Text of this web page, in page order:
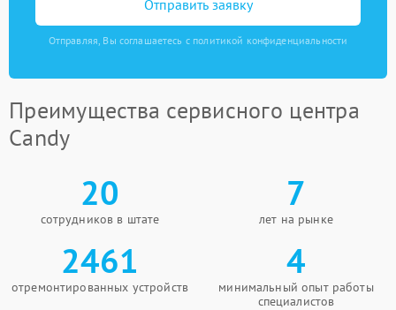
Отправить заявку
Отправляя, Вы соглашаетесь с политикой конфиденциальности
Преимущества сервисного центра
Candy
20
сотрудников в штате
7
лет на рынке
2461
отремонтированных устройств
4
минимальный опыт работы
специалистов